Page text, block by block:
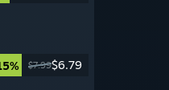
$7.99$6.79